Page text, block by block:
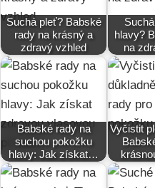
Suchá pleť? Babské
rady na krásný a
zdravý vzhled
hlavy?
na
Babské rady na
suchou pokožku
hlavy: Jak získat…
Vyčistit